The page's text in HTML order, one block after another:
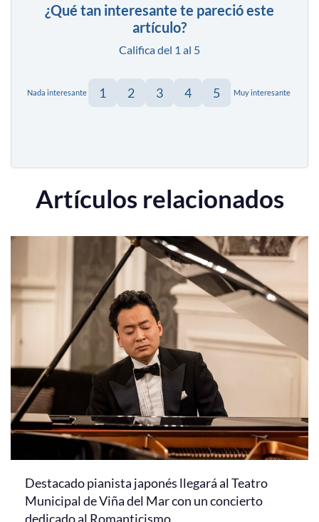
¿Qué tan interesante te pareció este
artículo?
Califica del 1 al 5
Nada interesante 1 2 3 4 5 Muy interesante
Artículos relacionados
Destacado pianista japonés llegará al Teatro
Municipal de Viña del Mar con un concierto
dedicado al Romanticismo